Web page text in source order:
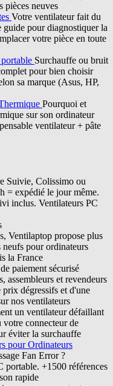
pièces neuves
Votre ventilateur fait du
pour diagnostiquer la
votre pièce en toute
Surchauffe ou bruit
pour bien choisir
sa marque (Asus, HP,
Pourquoi et
sur son ordinateur
ventilateur + pâte
Suivie, Colissimo ou
= expédié le jour même.
inclus. Ventilateurs PC
Ventilaptop propose plus
neufs pour ordinateurs
la France
paiement sécurisé
assembleurs et revendeurs
dégressifs et d'une
nos ventilateurs
un ventilateur défaillant
connecteur de
éviter la surchauffe
pour Ordinateurs
Fan Error ?
portable. +1500 références
rapide